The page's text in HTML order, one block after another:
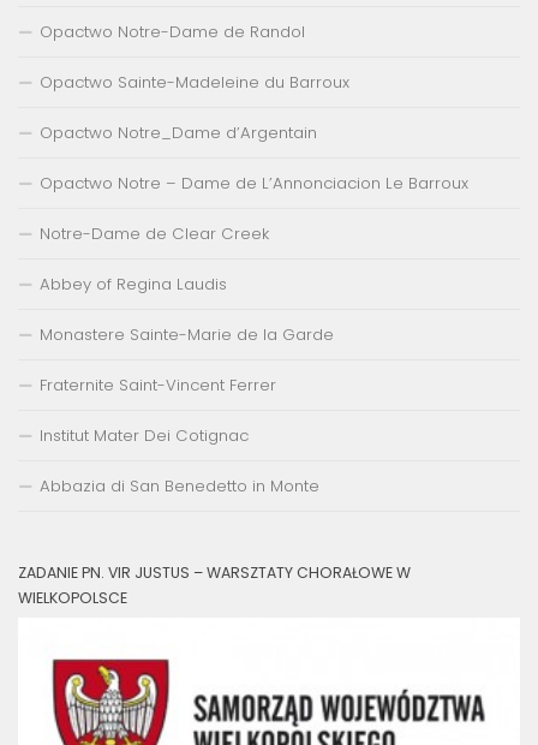
Opactwo Notre-Dame de Randol
Opactwo Sainte-Madeleine du Barroux
Opactwo Notre_Dame d’Argentain
Opactwo Notre – Dame de L’Annonciacion Le Barroux
Notre-Dame de Clear Creek
Abbey of Regina Laudis
Monastere Sainte-Marie de la Garde
Fraternite Saint-Vincent Ferrer
Institut Mater Dei Cotignac
Abbazia di San Benedetto in Monte
ZADANIE PN. VIR JUSTUS – WARSZTATY CHORAŁOWE W
WIELKOPOLSCE